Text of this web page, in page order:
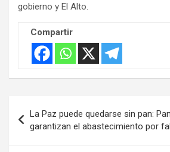
gobierno y El Alto.
Compartir
de
entradas
La Paz puede quedarse sin pan:
garantizan el abastecimiento por